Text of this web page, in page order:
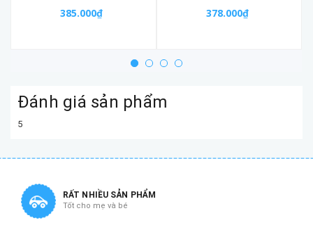
385.000₫ 378.000₫
Đánh giá sản phẩm
5
RẤT NHIỀU SẢN PHẨM
Tốt cho mẹ và bé